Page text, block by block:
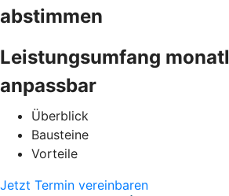
abstimmen
Leistungsumfang
anpassbar
Überblick
Bausteine
Vorteile
Jetzt Termin vereinbaren